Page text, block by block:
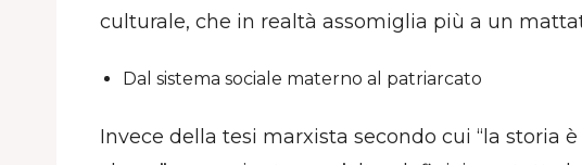
culturale, che in realtà assomiglia più a un
Dal sistema sociale materno al patriarcato
Invece della tesi marxista secondo cui “la storia